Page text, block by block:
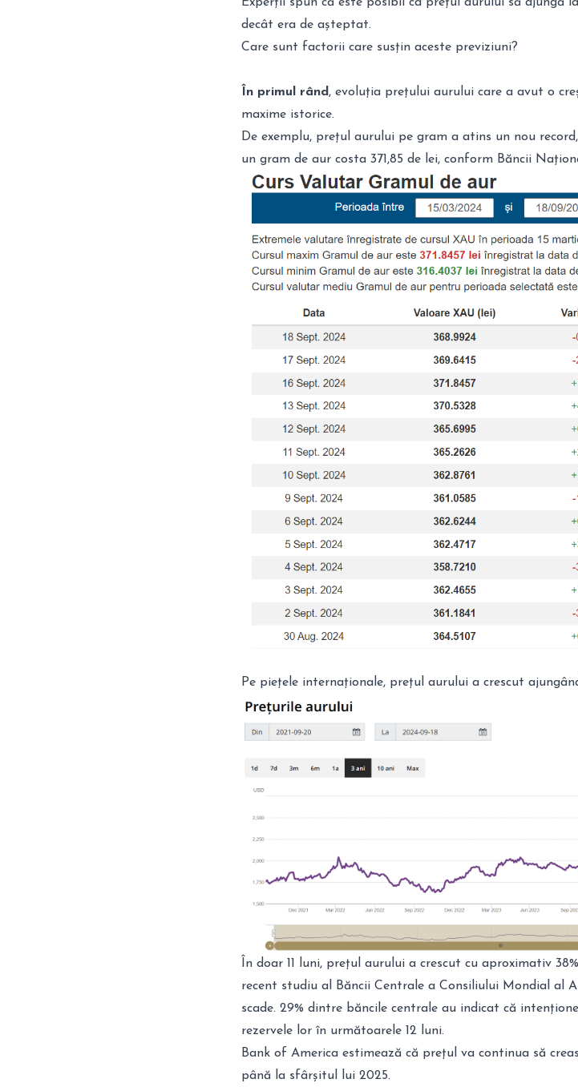
decât era de așteptat.
Care sunt factorii care susțin aceste previziuni?
În primul rând , evoluția prețului aurului care a avut o
maxime istorice.
De exemplu, prețul aurului pe gram a atins un nou
un gram de aur costa 371,85 de lei, conform Băncii
Pe piețele internaționale, prețul aurului a crescut
În doar 11 luni, prețul aurului a crescut cu aproximativ
recent studiu al Băncii Centrale a Consiliului Mondial al
scade. 29% dintre băncile centrale au indicat că
rezervele lor în următoarele 12 luni.
Bank of America estimează că prețul va continua să
până la sfârșitul lui 2025.